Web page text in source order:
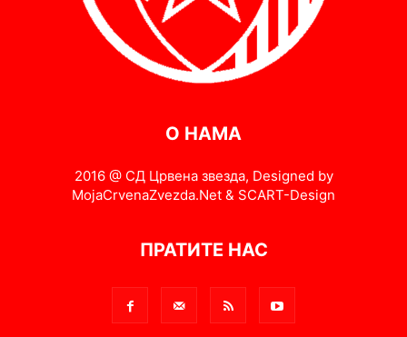
О НАМА
2016 @ СД Црвена звезда, Designed by
MojaCrvenaZvezda.Net & SCART-Design
ПРАТИТЕ НАС